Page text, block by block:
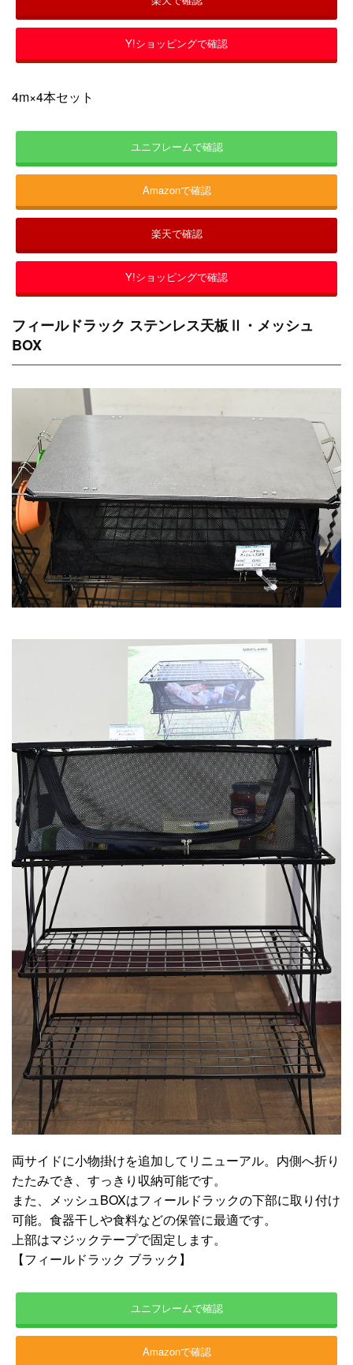
Y!ショッピングで確認
4m×4本セット
ユニフレームで確認
Amazonで確認
楽天で確認
Y!ショッピングで確認
フィールドラック ステンレス天板Ⅱ・メッシュ
BOX
両サイドに小物掛けを追加してリニューアル。内側へ折り
たたみでき、すっきり収納可能です。
また、メッシュBOXはフィールドラックの下部に取り付け
可能。食器干しや食料などの保管に最適です。
上部はマジックテープで固定します。
【フィールドラック ブラック】
ユニフレームで確認
Amazonで確認